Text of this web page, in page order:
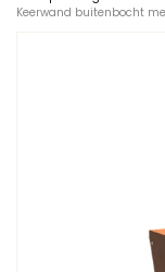
Keerwand buitenbocht